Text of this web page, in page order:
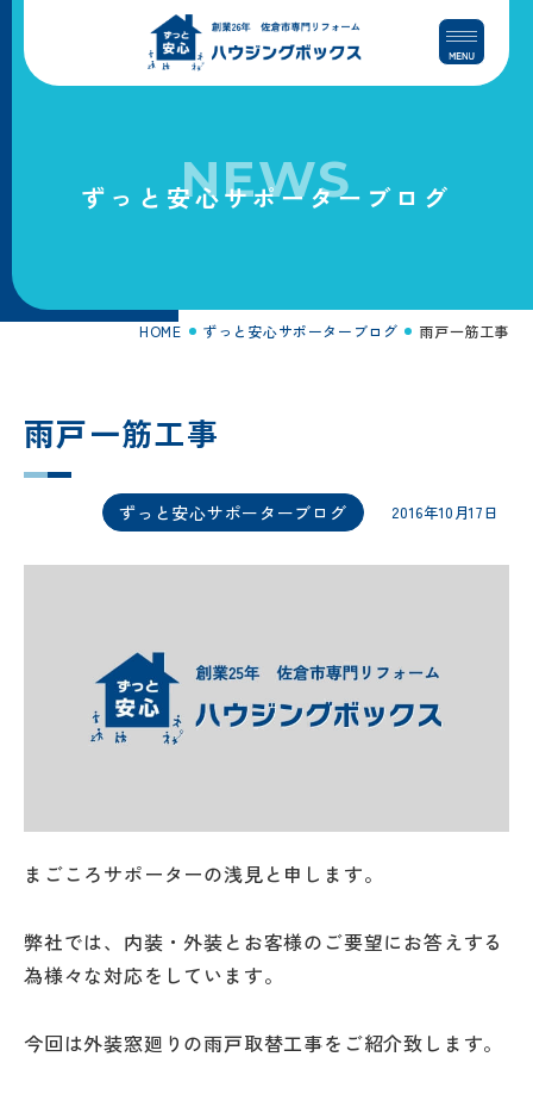
プ
動
ずっと安心サポーターブログ
NEWS
HOME ずっと安心サポーターブログ 雨戸一筋工事
雨戸一筋工事
ずっと安心サポーターブログ 2016年10月17日
まごころサポーターの浅見と申します。
弊社では、内装・外装とお客様のご要望にお答えする
為様々な対応をしています。
今回は外装窓廻りの雨戸取替工事をご紹介致します。